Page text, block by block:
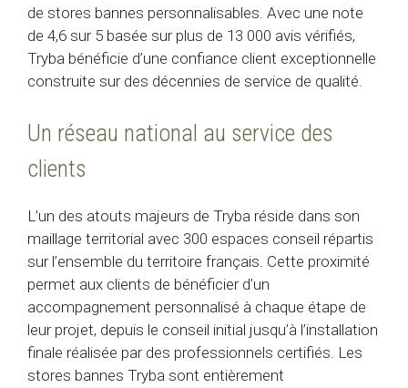
de stores bannes personnalisables. Avec une note
de 4,6 sur 5 basée sur plus de 13 000 avis vérifiés,
Tryba bénéficie d’une confiance client exceptionnelle
construite sur des décennies de service de qualité.
Un réseau national au service des
clients
L’un des atouts majeurs de Tryba réside dans son
maillage territorial avec 300 espaces conseil répartis
sur l’ensemble du territoire français. Cette proximité
permet aux clients de bénéficier d’un
accompagnement personnalisé à chaque étape de
leur projet, depuis le conseil initial jusqu’à l’installation
finale réalisée par des professionnels certifiés. Les
stores bannes Tryba sont entièrement